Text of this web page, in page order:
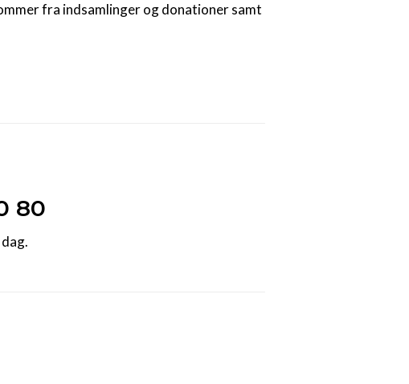
fra indsamlinger og donationer samt
80